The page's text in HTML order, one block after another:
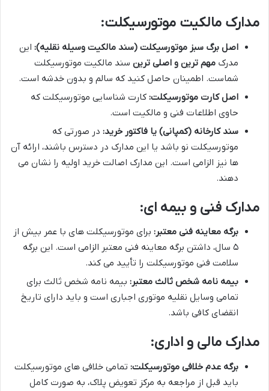
مدارک مالکیت موتورسیکلت:
اصل برگ سبز موتورسیکلت (سند مالکیت وسیله نقلیه): این
مدرک مهم ترین و اصلی ترین سند مالکیت موتورسیکلت
شماست. اطمینان حاصل کنید که سالم و بدون خدشه است.
اصل کارت موتورسیکلت: کارت شناسایی موتورسیکلت که
حاوی اطلاعات فنی و مالکیت است.
سند کارخانه (کمپانی) یا فاکتور خرید: در صورتی که
موتورسیکلت نو باشد یا این مدارک در دسترس باشند، ارائه آن
ها نیز الزامی است. این مدارک اصالت خرید اولیه را نشان می
دهند.
مدارک فنی و بیمه ای:
برگه معاینه فنی معتبر: برای موتورسیکلت های با عمر بیش از
۵ سال، داشتن برگه معاینه فنی معتبر الزامی است. این برگه
سلامت فنی موتورسیکلت را تأیید می کند.
بیمه نامه شخص ثالث معتبر: بیمه نامه شخص ثالث برای
تمامی وسایل نقلیه موتوری اجباری است و باید دارای تاریخ
انقضای کافی باشد.
مدارک مالی و اداری:
برگه عدم خلافی موتورسیکلت: تمامی خلافی های موتورسیکلت
باید قبل از مراجعه به مرکز تعویض پلاک، به صورت کامل